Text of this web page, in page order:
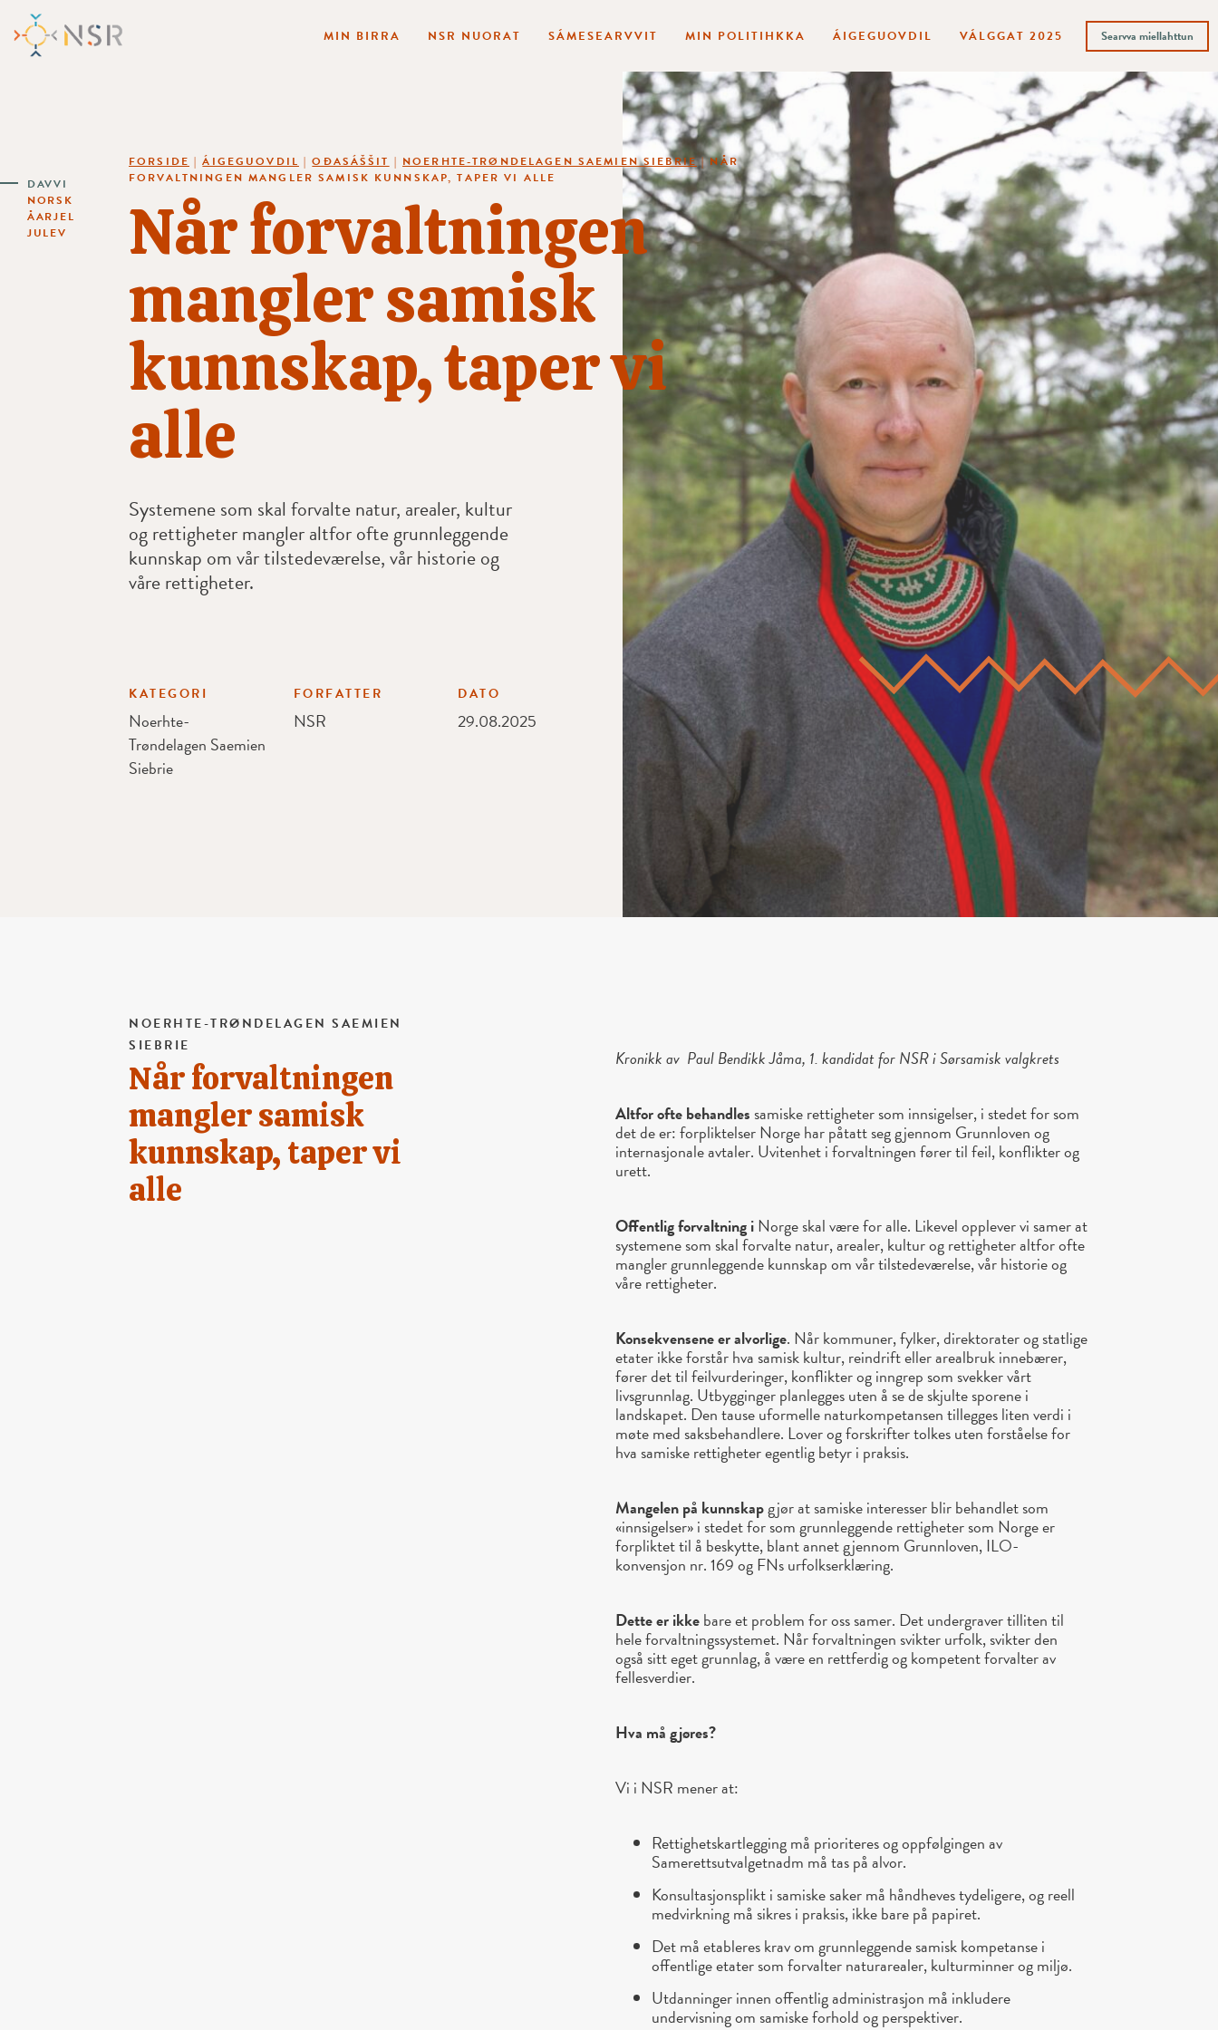
DAVVI
NORSK
ÅARJEL
JULEV
MIN BIRRA NSR NUORAT SÁMESEARVVIT MIN POLITIHKKA ÁIGEGUOVDIL VÁLGGAT 2025 Searvva miellahttun
FORSIDE |ÁIGEGUOVDIL |OĐASÁŠŠIT | NOERHTE-TRØNDELAGEN SAEMIEN SIEBRIE|NÅR
FORVALTNINGEN MANGLER SAMISK KUNNSKAP, TAPER VI ALLE
Når forvaltningen
mangler samisk
kunnskap, taper vi
alle
Systemene som skal forvalte natur, arealer, kultur
og rettigheter mangler altfor ofte grunnleggende
kunnskap om vår tilstedeværelse, vår historie og
våre rettigheter.
KATEGORI
Noerhte-
Trøndelagen Saemien
Siebrie
FORFATTER
NSR
DATO
29.08.2025
NOERHTE-TRØNDELAGEN SAEMIEN
SIEBRIE
Når forvaltningen
mangler samisk
kunnskap, taper vi
alle
Kronikk av Paul Bendikk Jåma, 1. kandidat for NSR i Sørsamisk valgkrets
Altfor ofte behandles samiske rettigheter som innsigelser, i stedet for som
det de er: forpliktelser Norge har påtatt seg gjennom Grunnloven og
internasjonale avtaler. Uvitenhet i forvaltningen fører til feil, konflikter og
urett.
Offentlig forvaltning iNorge skal være for alle. Likevel opplever vi samer at
systemene som skal forvalte natur, arealer, kultur og rettigheter altfor ofte
mangler grunnleggende kunnskap om vår tilstedeværelse, vår historie og
våre rettigheter.
Konsekvensene er alvorlige. Når kommuner, fylker, direktorater og statlige
etater ikke forstår hva samisk kultur, reindrift eller arealbruk innebærer,
fører det til feilvurderinger, konflikter og inngrep som svekker vårt
livsgrunnlag. Utbygginger planlegges uten å se de skjulte sporene i
landskapet. Den tause uformelle naturkompetansen tillegges liten verdi i
møte med saksbehandlere. Lover og forskrifter tolkes uten forståelse for
hva samiske rettigheter egentlig betyr i praksis.
Mangelen på kunnskapgjør at samiske interesser blir behandlet som
«innsigelser» i stedet for som grunnleggende rettigheter som Norge er
forpliktet til å beskytte, blant annet gjennom Grunnloven, ILO-
konvensjon nr. 169 og FNs urfolkserklæring.
Dette er ikkebare et problem for oss samer. Det undergraver tilliten til
hele forvaltningssystemet. Når forvaltningen svikter urfolk, svikter den
også sitt eget grunnlag, å være en rettferdig og kompetent forvalter av
fellesverdier.
Hva må gjøres?
Vi i NSR mener at:
Rettighetskartlegging må prioriteres og oppfølgingen av
Samerettsutvalgetnadm må tas på alvor.
Konsultasjonsplikt i samiske saker må håndheves tydeligere, og reell
medvirkning må sikres i praksis, ikke bare på papiret.
Det må etableres krav om grunnleggende samisk kompetanse i
offentlige etater som forvalter naturarealer, kulturminner og miljø.
Utdanninger innen offentlig administrasjon må inkludere
undervisning om samiske forhold og perspektiver.